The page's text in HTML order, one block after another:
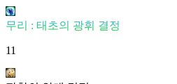
무리 : 태초의 광휘 결정
11